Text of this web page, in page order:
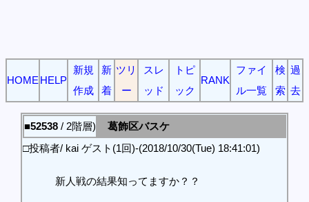
HOME HELP
新規
作成
新
着
ツリ
ー
スレ
ッド
トピ
ック
RANK
ファイ
ル一覧
検
索
過
去
■52538 / 2階層)
葛飾区バスケ
□投稿者/ kai ゲスト(1回)-(2018/10/30(Tue) 18:41:01)
新人戦の結果知ってますか？？